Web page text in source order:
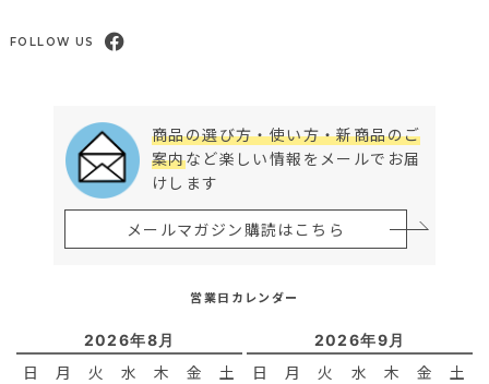
FOLLOW US
商品の選び方・使い方・新商品のご
案内など楽しい情報をメールでお届
けします
メールマガジン購読はこちら
営業日カレンダー
2026年8月
日 月 火 水 木 金 土
2026年9月
日 月 火 水 木 金 土